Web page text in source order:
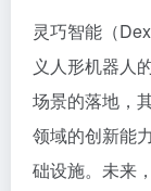
灵巧智能（
义人形机器人
场景的落地，
领域的创新能
础设施。未来